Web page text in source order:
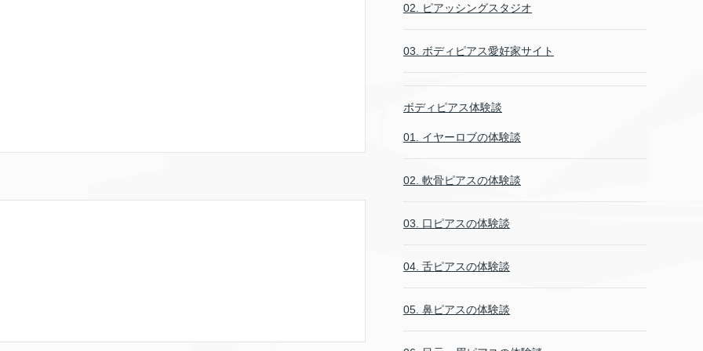
02. ピアッシングスタジオ
03. ボディピアス愛好家サイト
ボディピアス体験談
01. イヤーロブの体験談
02. 軟骨ピアスの体験談
03. 口ピアスの体験談
04. 舌ピアスの体験談
05. 鼻ピアスの体験談